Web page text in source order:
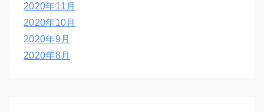
2020年11月
2020年10月
2020年9月
2020年8月